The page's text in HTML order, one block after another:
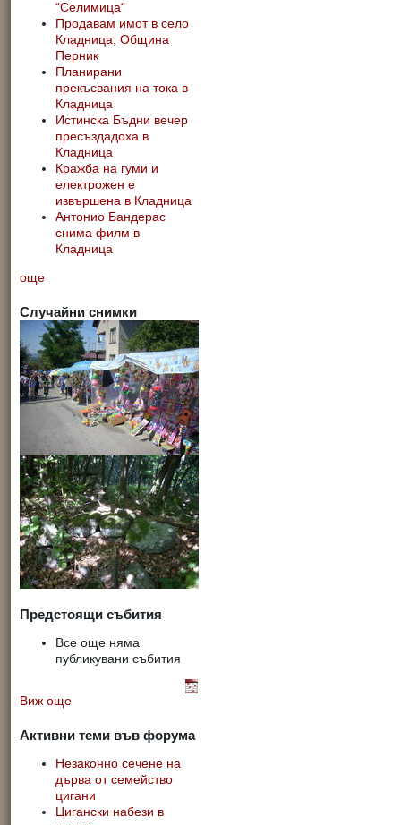
“Селимица“
Продавам имот в село
Кладница, Община
Перник
Планирани
прекъсвания на тока в
Кладница
Истинска Бъдни вечер
пресъздадоха в
Кладница
Кражба на гуми и
електрожен е
извършена в Кладница
Антонио Бандерас
снима филм в
Кладница
още
Случайни снимки
Предстоящи събития
Все още няма
публикувани събития
Виж още
Активни теми във форума
Незаконно сечене на
дърва от семейство
цигани
Цигански набези в